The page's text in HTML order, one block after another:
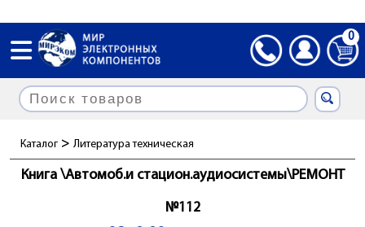
0
Каталог > Литература техническая
Книга \Автомоб.и стацион.аудиосистемы\РЕМОНТ
№112